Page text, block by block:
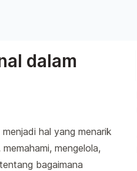
dalam
hal yang menarik
mengelola,
bagaimana